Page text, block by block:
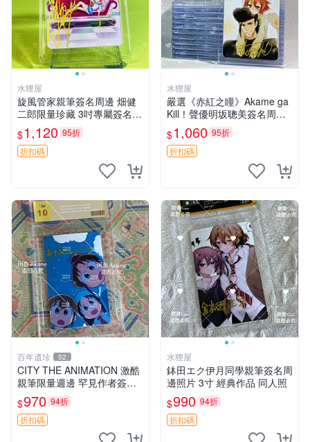
水狸屋
旋風管家親筆簽名周邊 畑健
二郎限量珍藏 3吋專屬簽名照
日本正版中古 正規卡磚附送
旋風管家 畑健二郎 簽名照
$1,120 95折
折扣碼
水狸屋
嚴選《赤紅之瞳》Akame ga
Kill！聲優明坂聰美簽名周
邊，3寸帶原裝卡磚 日版中古
赤紅之瞳 Akame ga Kill 明坂
聰美 簽名
$1,060 95折
折扣碼
百年遺珍 52
CITY THE ANIMATION 激酷
親筆限量週邊 罕見作者簽名
收藏 現代潮流擺飾 9x9cm 專
家推薦 國際珍藏款 周邊 照片
周邊 尺寸 收藏品
$970 94折
折扣碼
水狸屋
鉢田エク伊月同學親筆簽名周
邊照片 3寸 經典作品 同人照
$990 94折
折扣碼